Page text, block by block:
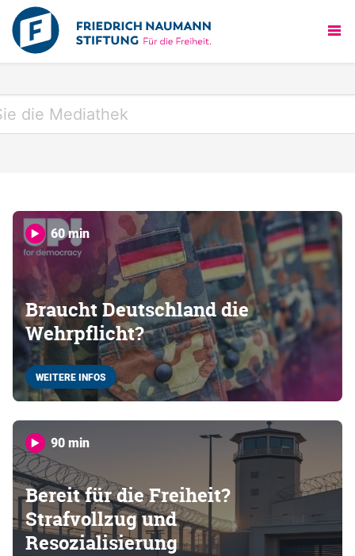
60 min
Braucht Deutschland die
Wehrpflicht?
WEITERE INFOS
90 min
Bereit für die Freiheit?
Strafvollzug und
Resozialisierung